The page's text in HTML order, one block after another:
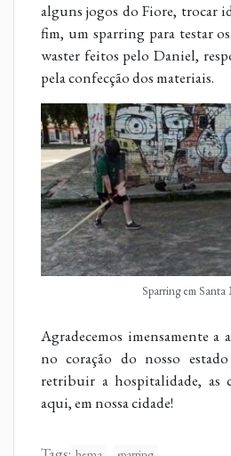
alguns jogos do Fiore, trocar
fim, um sparring para testar
waster feitos pelo Daniel,
pela confecção dos materiais.
Sparring em Santa
Agradecemos imensamente a
no coração do nosso
retribuir a hospitalidade, as
aqui, em nossa cidade!